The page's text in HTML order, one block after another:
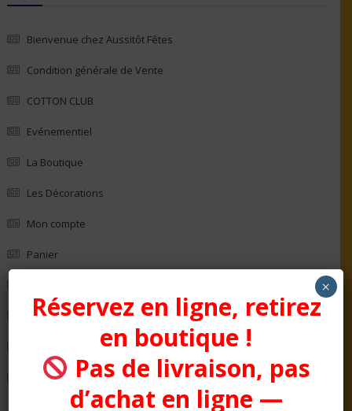
Bienvenue chez Aussitôt Fêtes
Condition générale de Vente
COTTON CLUB
Evénementiel
La Boutique
Les Décorations
Mon compte
Panier
Politique en matière de remboursements et de retours
Qui Sommes nous ?
Validation de la commande
Réservez en ligne, retirez
en boutique !
Pas de livraison, pas
d’achat en ligne —
×